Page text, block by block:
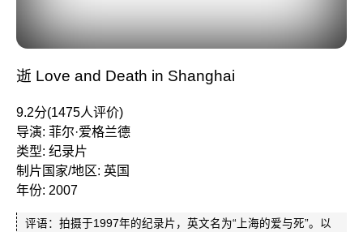
逝 Love and Death in Shanghai
9.2分(1475人评价)
导演: 菲尔·爱格兰德
类型: 纪录片
制片国家/地区: 英国
年份: 2007
评语：拍摄于1997年的纪录片，英文名为“上海的爱与死”。以